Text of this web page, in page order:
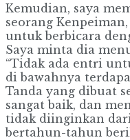
Kemudian, saya
seorang
untuk berbicara
Saya minta dia
“Tidak ada entri
di bawahnya
Tanda yang dibuat
sangat baik, dan
tidak diinginkan
bertahun-tahun